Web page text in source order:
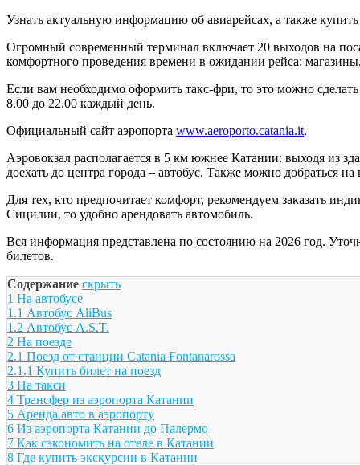
Узнать актуальную информацию об авиарейсах, а также
Огромный современный терминал включает 20 выходов на
комфортного проведения времени в ожидании рейса:
Если вам необходимо оформить такс-фри, то это можно
8.00 до 22.00 каждый день.
Официальный сайт аэропорта www.aeroporto.catania.it.
Аэровокзал располагается в 5 км южнее Катании: выходя из
доехать до центра города – автобус. Также можно добраться
Для тех, кто предпочитает комфорт, рекомендуем заказать
Сицилии, то удобно арендовать автомобиль.
Вся информация представлена по состоянию на 2026 год.
билетов.
Содержание скрыть
1 На автобусе
1.1 Автобус AliBus
1.2 Автобус A.S.T.
2 На поезде
2.1 Поезд от станции Catania Fontanarossa
2.1.1 Купить билет на поезд
3 На такси
4 Трансфер из аэропорта Катании
5 Аренда авто в аэропорту
6 Из аэропорта Катании до Палермо
7 Как сэкономить на отеле в Катании
8 Где купить экскурсии в Катании